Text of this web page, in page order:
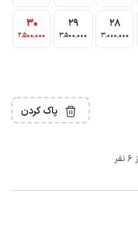
28
3٬000٬000
29
3٬500٬000
30
2٬500٬000
پاک کردن